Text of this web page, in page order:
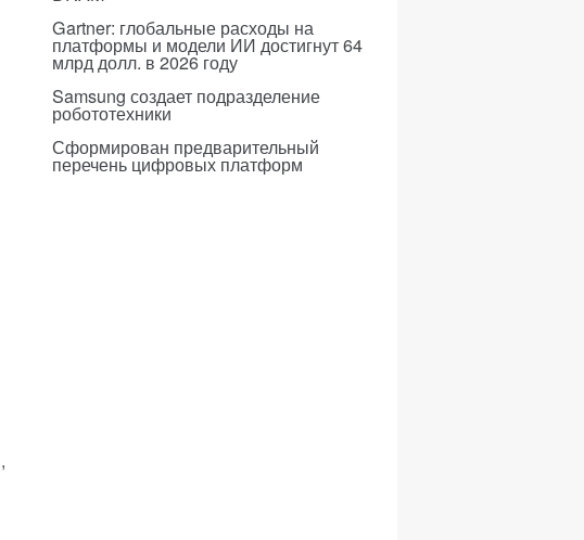
Gartner: глобальные расходы на
платформы и модели ИИ достигнут 64
млрд долл. в 2026 году
Samsung создает подразделение
робототехники
Сформирован предварительный
перечень цифровых платформ